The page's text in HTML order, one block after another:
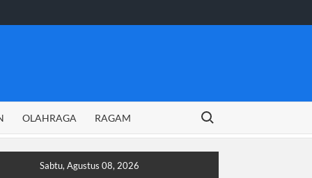
OLAHRAGA RAGAM
Search for:
Sabtu, Agustus 08, 2026